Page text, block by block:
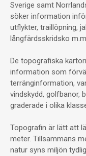
Sverige samt
söker information
utflykter, traillöpning,
långfärdsskridsko
De topografiska
information som
terränginformation,
vindskydd, golfbanor,
graderade i olika
Topografin är lätt att
meter. Tillsammans
natur syns miljön